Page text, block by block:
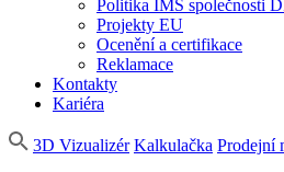
Politika IMS společnosti
Projekty EU
Ocenění a certifikace
Reklamace
Kontakty
Kariéra
3D Vizualizér Kalkulačka Prodejní